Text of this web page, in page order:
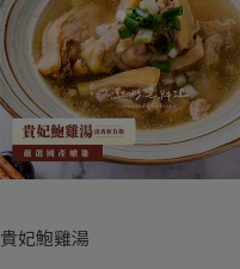
貴妃鮑雞湯